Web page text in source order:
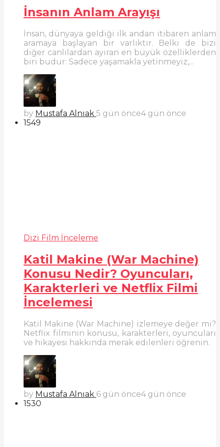
İnsanın Anlam Arayışı
İnsan, dünyaya geldiği ilk andan itibaren anlam
aramaya başlayan bir varlıktır. Belki de bizi
diğer canlılardan ayıran en büyük özelliklerden
biri budur: Sadece yaşamakla yetinmeyiz,...
by Mustafa Alnıak 5 gün önce4 gün önce
1549
Dizi Film İnceleme
Katil Makine (War Machine)
Konusu Nedir? Oyuncuları,
Karakterleri ve Netflix Filmi
İncelemesi
Katil Makine (War Machine) izlemeye değer mi?
Netflix filminin konusu, karakterleri, oyuncuları
ve hikayesi hakkında merak edilenleri öğrenin.
by Mustafa Alnıak 6 gün önce4 gün önce
1530